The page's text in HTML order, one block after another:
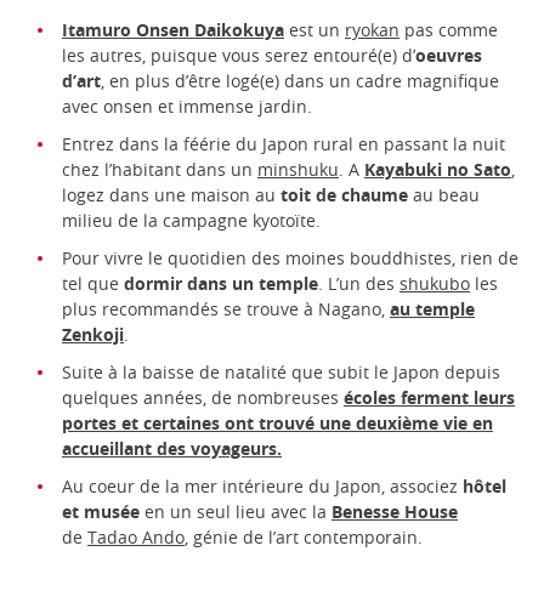
Itamuro Onsen Daikokuya est un ryokan pas comme
les autres, puisque vous serez entouré(e) d’oeuvres
d’art , en plus d’être logé(e) dans un cadre magnifique
avec onsen et immense jardin.
Entrez dans la féérie du Japon rural en passant la nuit
chez l’habitant dans un minshuku . A Kayabuki no Sato
logez dans une maison au toit de chaume au beau
milieu de la campagne kyotoïte.
Pour vivre le quotidien des moines bouddhistes, rien de
tel que dormir dans un temple . L’un des shukubo les
plus recommandés se trouve à Nagano, au temple
Zenkoji
Suite à la baisse de natalité que subit le Japon depuis
quelques années, de nombreuses écoles ferment leurs
portes et certaines ont trouvé une deuxième vie en
accueillant des voyageurs.
Au coeur de la mer intérieure du Japon, associez hôtel
et musée en un seul lieu avec la Benesse House
de Tadao Ando , génie de l’art contemporain.